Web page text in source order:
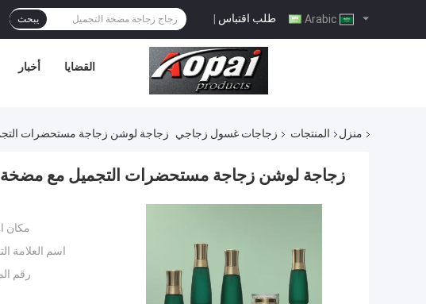
طلب اقتباس | يبحث
أخبار القضايا
منزل المنتجات زجاجات غسول زجاجي زجاجة لوشن زجاجة مستحضرات
زجاجة لوشن زجاجة مستحضرات التجميل مع مضخة
مكان
اسم العلامة
رقم